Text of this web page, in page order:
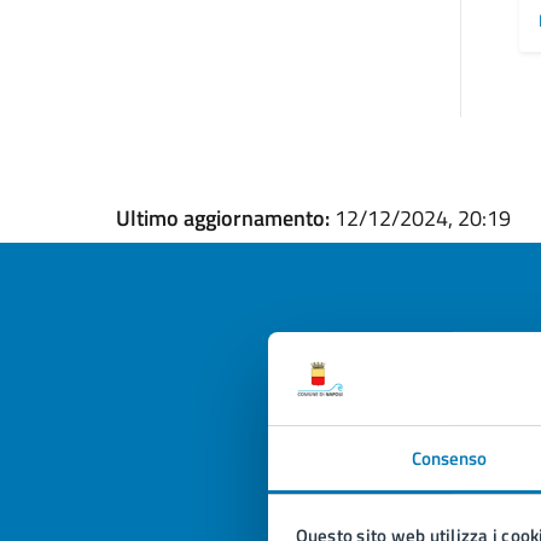
Consenso
Ultimo aggiornamento: 12/12/2024, 20:19
Valuta